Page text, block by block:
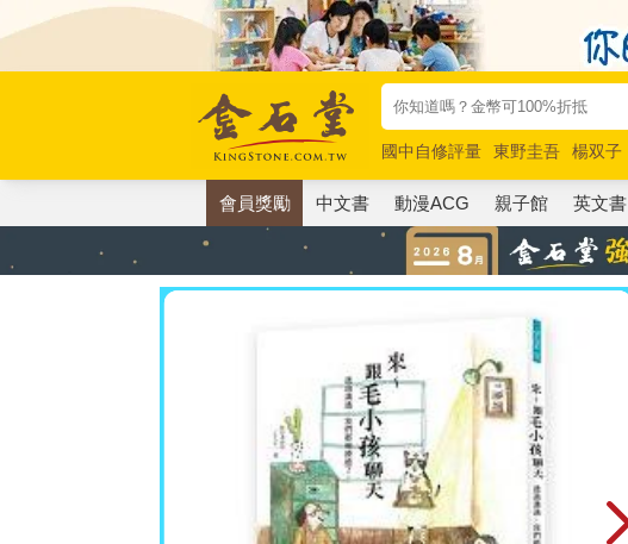
國中自修評量 東野圭吾 楊双子
唯紅花綻放
奧德賽 路邊攤新作
會員獎勵 中文書 動漫ACG 親子館 英文書